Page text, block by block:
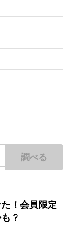
調べる
！会員限定
？